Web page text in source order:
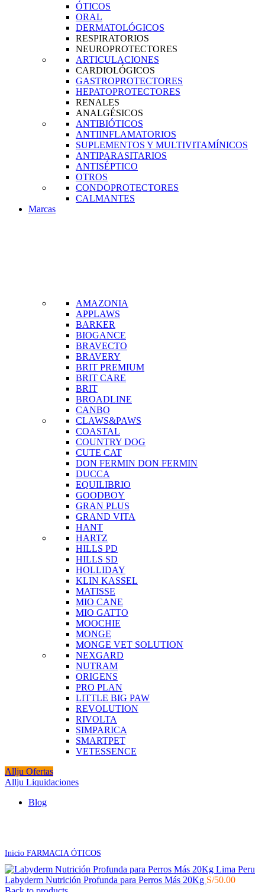
ÓTICOS
ORAL
DERMATOLÓGICOS
RESPIRATORIOS
NEUROPROTECTORES
ARTICULACIONES
CARDIOLÓGICOS
GASTROPROTECTORES
HEPATOPROTECTORES
RENALES
ANALGÉSICOS
ANTIBIÓTICOS
ANTIINFLAMATORIOS
SUPLEMENTOS Y MULTIVITAMÍNICOS
ANTIPARASITARIOS
ANTISÉPTICO
OTROS
CONDOPROTECTORES
CALMANTES
Marcas
AMAZONIA
APPLAWS
BARKER
BIOGANCE
BRAVECTO
BRAVERY
BRIT PREMIUM
BRIT CARE
BRIT
BROADLINE
CANBO
CLAWS&PAWS
COASTAL
COUNTRY DOG
CUTE CAT
DON FERMIN DON FERMIN
DUCCA
EQUILIBRIO
GOODBOY
GRAN PLUS
GRAND VITA
HANT
HARTZ
HILLS PD
HILLS SD
HOLLIDAY
KLIN KASSEL
MATISSE
MIO CANE
MIO GATTO
MOOCHIE
MONGE
MONGE VET SOLUTION
NEXGARD
NUTRAM
ORIGENS
PRO PLAN
LITTLE BIG PAW
REVOLUTION
RIVOLTA
SIMPARICA
SMARTPET
VETESSENCE
Allju Ofertas
Allju Liquidaciones
Blog
Inicio FARMACIA ÓTICOS
Labyderm Nutrición Profunda para Perros Más 20Kg S/50.00